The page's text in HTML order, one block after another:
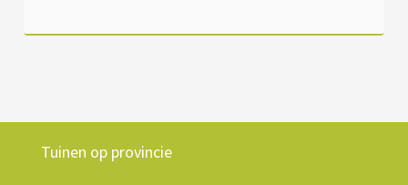
Tuinen op provincie